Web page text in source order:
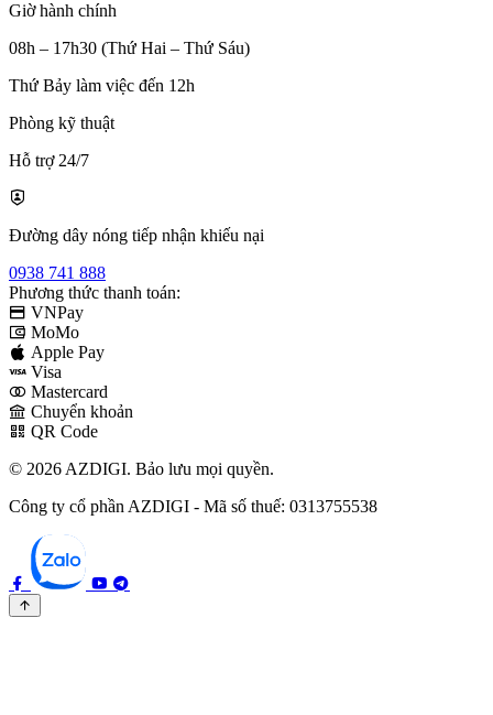
Giờ hành chính
08h – 17h30 (Thứ Hai – Thứ Sáu)
Thứ Bảy làm việc đến 12h
Phòng kỹ thuật
Hỗ trợ 24/7
Đường dây nóng tiếp nhận khiếu nại
0938 741 888
Phương thức thanh toán:
VNPay
MoMo
Apple Pay
Visa
Mastercard
Chuyển khoản
QR Code
© 2026 AZDIGI. Bảo lưu mọi quyền.
Công ty cổ phần AZDIGI - Mã số thuế: 0313755538